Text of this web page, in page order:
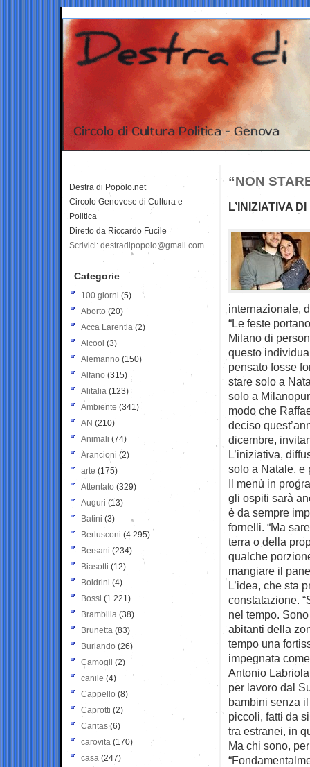
“NON
L’INIZIATIVA
internazionale,
“Le feste
Milano di
questo
pensato fosse
stare solo a
solo a
modo che
deciso
dicembre,
L’iniziativa,
solo a Natale, e
Il menù in
gli ospiti sarà
è da sempre
fornelli. “Ma
terra o della
qualche
mangiare il
L’idea, che sta
constatazione.
nel tempo.
abitanti della
tempo una
impegnata
Antonio
per lavoro dal
bambini senza
piccoli, fatti da
tra estranei, in
Ma chi sono,
Destra di Popolo.net
Circolo Genovese di Cultura e
Politica
Diretto da Riccardo Fucile
Scrivici: destradipopolo@gmail.com
Categorie
100 giorni (5)
Aborto (20)
Acca Larentia (2)
Alcool (3)
Alemanno (150)
Alfano (315)
Alitalia (123)
Ambiente (341)
AN (210)
Animali (74)
Arancioni (2)
arte (175)
Attentato (329)
Auguri (13)
Batini (3)
Berlusconi (4.295)
Bersani (234)
Biasotti (12)
Boldrini (4)
Bossi (1.221)
Brambilla (38)
Brunetta (83)
Burlando (26)
Camogli (2)
canile (4)
Cappello (8)
Caprotti (2)
Caritas (6)
carovita (170)
casa (247)